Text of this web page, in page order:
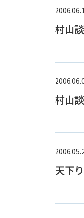
村山
村山
天下